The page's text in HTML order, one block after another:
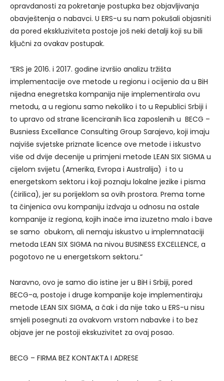
opravdanosti za pokretanje postupka bez objavljivanja
obavještenja o nabavci. U ERS-u su nam pokušali objasniti
da pored ekskluziviteta postoje još neki detalji koji su bili
ključni za ovakav postupak.
“ERS je 2016. i 2017. godine izvršio analizu tržišta
implementacije ove metode u regionu i ocijenio da u BiH
nijedna enegretska kompanija nije implementirala ovu
metodu, a u regionu samo nekoliko i to u Republici Srbiji i
to upravo od strane licenciranih lica zaposlenih u BECG –
Busniess Excellance Consulting Group Sarajevo, koji imaju
najviše svjetske priznate licence ove metode i iskustvo
više od dvije decenije u primjeni metode LEAN SIX SIGMA u
cijelom svijetu (Amerika, Evropa i Australija) i to u
energetskom sektoru i koji poznaju lokalne jezike i pisma
(ćirilica), jer su porijeklom sa ovih prostora. Prema tome
ta činjenica ovu kompaniju izdvaja u odnosu na ostale
kompanije iz regiona, kojih inače ima izuzetno malo i bave
se samo obukom, ali nemaju iskustvo u implemnataciji
metoda LEAN SIX SIGMA na nivou BUSINESS EXCELLENCE, a
pogotovo ne u energetskom sektoru.“
Naravno, ovo je samo dio istine jer u BiH i Srbiji, pored
BECG-a, postoje i druge kompanije koje implementiraju
metode LEAN SIX SIGMA, a čak i da nije tako u ERS-u nisu
smjeli posegnuti za ovakvom vrstom nabavke i to bez
objave jer ne postoji ekskuzivitet za ovaj posao.
BECG – FIRMA BEZ KONTAKTA I ADRESE